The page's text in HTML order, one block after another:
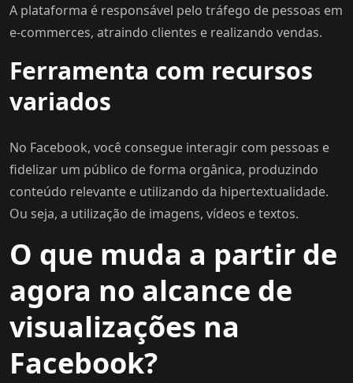
A plataforma é responsável pelo tráfego de pessoas em
e-commerces, atraindo clientes e realizando vendas.
Ferramenta com recursos
variados
No Facebook, você consegue interagir com pessoas e
fidelizar um público de forma orgânica, produzindo
conteúdo relevante e utilizando da hipertextualidade.
Ou seja, a utilização de imagens, vídeos e textos.
O que muda a partir de
agora no alcance de
visualizações na
Facebook?